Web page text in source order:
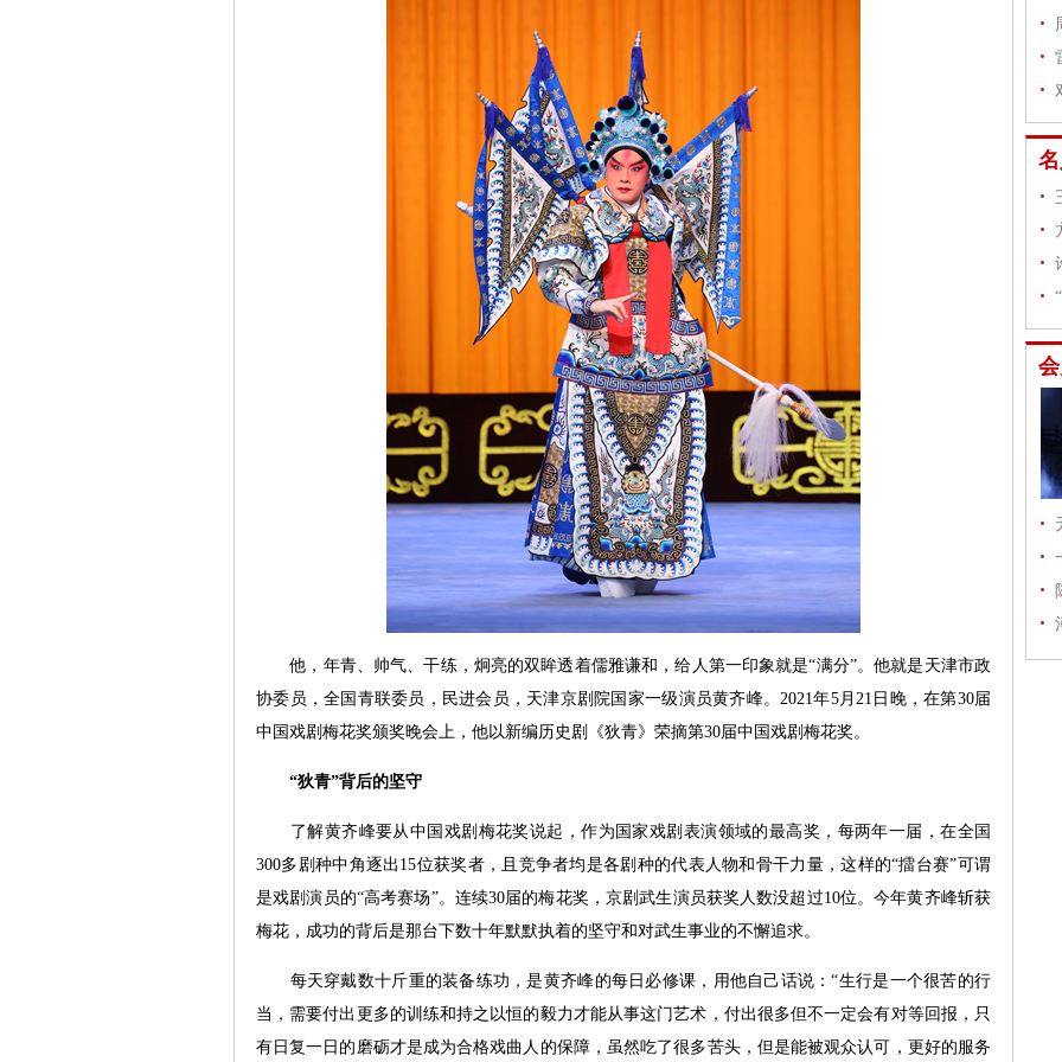
他，年青、帅气、干练，炯亮的双眸透着儒雅谦和，给人第一印象就是“满分”。他就是天津市政
协委员，全国青联委员，民进会员，天津京剧院国家一级演员黄齐峰。2021年5月21日晚，在第30届
中国戏剧梅花奖颁奖晚会上，他以新编历史剧《狄青》荣摘第30届中国戏剧梅花奖。
“狄青”背后的坚守
了解黄齐峰要从中国戏剧梅花奖说起，作为国家戏剧表演领域的最高奖，每两年一届，在全国
300多剧种中角逐出15位获奖者，且竞争者均是各剧种的代表人物和骨干力量，这样的“擂台赛”可谓
是戏剧演员的“高考赛场”。连续30届的梅花奖，京剧武生演员获奖人数没超过10位。今年黄齐峰斩获
梅花，成功的背后是那台下数十年默默执着的坚守和对武生事业的不懈追求。
每天穿戴数十斤重的装备练功，是黄齐峰的每日必修课，用他自己话说：“生行是一个很苦的行
当，需要付出更多的训练和持之以恒的毅力才能从事这门艺术，付出很多但不一定会有对等回报，只
有日复一日的磨砺才是成为合格戏曲人的保障，虽然吃了很多苦头，但是能被观众认可，更好的服务
理